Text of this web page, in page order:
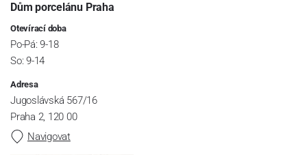
Dům porcelánu Praha
Otevírací doba
Po-Pá: 9-18
So: 9-14
Adresa
Jugoslávská 567/16
Praha 2, 120 00
Navigovat